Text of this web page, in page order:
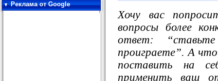
Реклама от Google
Хочу вас
вопросы более
ответ:
проиграете”. А
поставить на
применить ваш